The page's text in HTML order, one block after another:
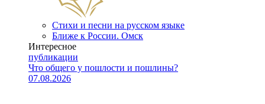
Стихи и песни на русском языке
Ближе к России. Омск
Интересное
публикации
Что общего у пошлости и пошлины?
07.08.2026